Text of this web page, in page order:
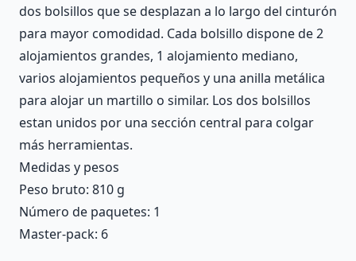
dos bolsillos que se desplazan a lo largo del cinturón
para mayor comodidad. Cada bolsillo dispone de 2
alojamientos grandes, 1 alojamiento mediano,
varios alojamientos pequeños y una anilla metálica
para alojar un martillo o similar. Los dos bolsillos
estan unidos por una sección central para colgar
más herramientas.
Medidas y pesos
Peso bruto: 810 g
Número de paquetes: 1
Master-pack: 6